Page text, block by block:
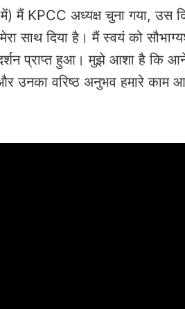
मैं KPCC अध्यक्ष चुना गया,
साथ दिया है। मैं स्वयं को
प्राप्त हुआ। मुझे आशा है कि आने
उनका वरिष्ठ अनुभव हमारे काम